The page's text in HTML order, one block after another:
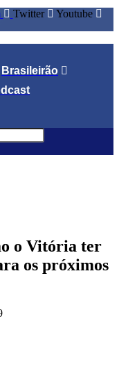
Twitter Youtube
Brasileirão
o Vitória ter
os próximos